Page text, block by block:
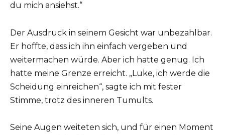
du mich ansiehst.“
Der Ausdruck in seinem Gesicht war unbezahlbar.
Er hoffte, dass ich ihn einfach vergeben und
weitermachen würde. Aber ich hatte genug. Ich
hatte meine Grenze erreicht. „Luke, ich werde die
Scheidung einreichen“, sagte ich mit fester
Stimme, trotz des inneren Tumults.
Seine Augen weiteten sich, und für einen Moment